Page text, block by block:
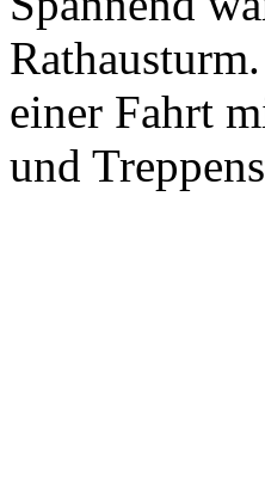
einer Fahrt
und